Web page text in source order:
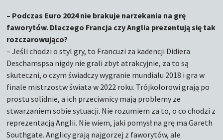
– Podczas Euro 2024 nie brakuje narzekania na grę
faworytów. Dlaczego Francja czy Anglia prezentują się tak
rozczarowująco?
– Jeśli chodzi o styl gry, to Francuzi za kadencji Didiera
Deschamspsa nigdy nie grali zbyt atrakcyjnie, za to są
skuteczni, o czym świadczy wygranie mundialu 2018 i gra w
finale mistrzostw świata w 2022 roku. Trójkolorowi grają po
prostu solidnie, a ich przeciwnicy mają problemy ze
stwarzaniem sobie sytuacji. Nie rozumiem za to, o co chodzi z
reprezentacją Anglii. Nie wiem, jaki pomysł na grę ma Gareth
Southgate. Anglicy grają najgorzej z faworytów, ale